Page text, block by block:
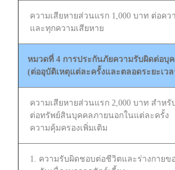
ความเสียหายส่วนแรก 1,000 บาท ต่อคว
และทุกความเสียหาย
หมวดที่ 4 การประกันภัยความรับผิดต่อบุ
(ต่ออุบัติเหตุแต่ละครั้งและตลอดระยะเว
ความเสียหายส่วนแรก 2,000 บาท สำห
ต่อทรัพย์สินบุคคลภายนอกในแต่ละครั้ง
ความคุ้มครองเพิ่มเติม
1. ความรับผิดชอบต่อชีวิตและร่างกายข